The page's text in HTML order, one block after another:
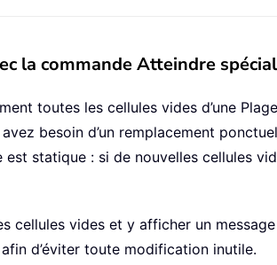
la commande Atteindre spécial
toutes les cellules vides d’une
besoin d’un remplacement
statique : si de nouvelles cellules
cellules vides et y afficher un
d’éviter toute modification inutile.